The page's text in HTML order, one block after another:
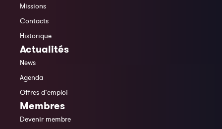
Missions
Contacts
Historique
Actualités
News
Agenda
Offres d’emploi
Membres
Devenir membre